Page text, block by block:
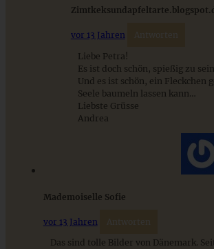
Omas blitzschneller und saftiger
Streuselkuchen
Minuten auf dem Tisch!
vor 13 Jahren Antworten
Liebe Petra!
Es ist doch schön, spießig zu
Und es ist schön, ein Fleckchen
Seele baumeln lassen kann…
Liebste Grüsse
Andrea
Mademoiselle Sofie
vor 13 Jahren Antworten
Das sind tolle Bilder von Dänemark.